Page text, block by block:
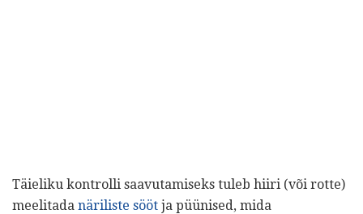
Täieliku kontrolli saavutamiseks tuleb hiiri (või rotte)
meelitada näriliste sööt ja püünised, mida